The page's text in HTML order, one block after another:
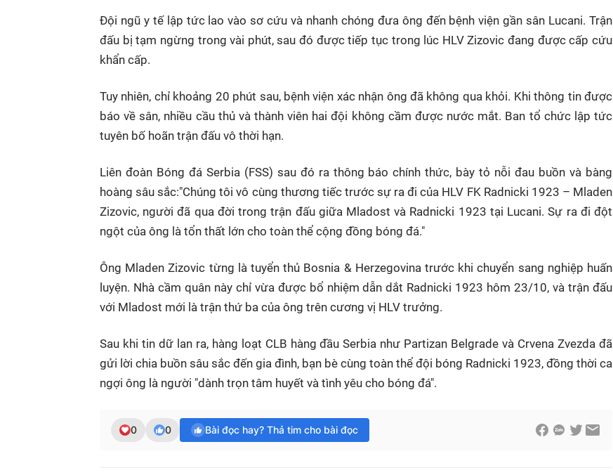
Đội ngũ y tế lập tức lao vào sơ cứu và nhanh chóng đưa ông đến bệnh viện gần sân Lucani. Trận
đấu bị tạm ngừng trong vài phút, sau đó được tiếp tục trong lúc HLV Zizovic đang được cấp cứu
khẩn cấp.
Tuy nhiên, chỉ khoảng 20 phút sau, bệnh viện xác nhận ông đã không qua khỏi. Khi thông tin được
báo về sân, nhiều cầu thủ và thành viên hai đội không cầm được nước mắt. Ban tổ chức lập tức
tuyên bố hoãn trận đấu vô thời hạn.
Liên đoàn Bóng đá Serbia (FSS) sau đó ra thông báo chính thức, bày tỏ nỗi đau buồn và bàng
hoàng sâu sắc:"Chúng tôi vô cùng thương tiếc trước sự ra đi của HLV FK Radnicki 1923 – Mladen
Zizovic, người đã qua đời trong trận đấu giữa Mladost và Radnicki 1923 tại Lucani. Sự ra đi đột
ngột của ông là tổn thất lớn cho toàn thể cộng đồng bóng đá."
Ông Mladen Zizovic từng là tuyển thủ Bosnia & Herzegovina trước khi chuyển sang nghiệp huấn
luyện. Nhà cầm quân này chỉ vừa được bổ nhiệm dẫn dắt Radnicki 1923 hôm 23/10, và trận đấu
với Mladost mới là trận thứ ba của ông trên cương vị HLV trưởng.
Sau khi tin dữ lan ra, hàng loạt CLB hàng đầu Serbia như Partizan Belgrade và Crvena Zvezda đã
gửi lời chia buồn sâu sắc đến gia đình, bạn bè cùng toàn thể đội bóng Radnicki 1923, đồng thời ca
ngợi ông là người "dành trọn tâm huyết và tình yêu cho bóng đá".
0 0 Bài đọc hay? Thả tim cho bài đọc